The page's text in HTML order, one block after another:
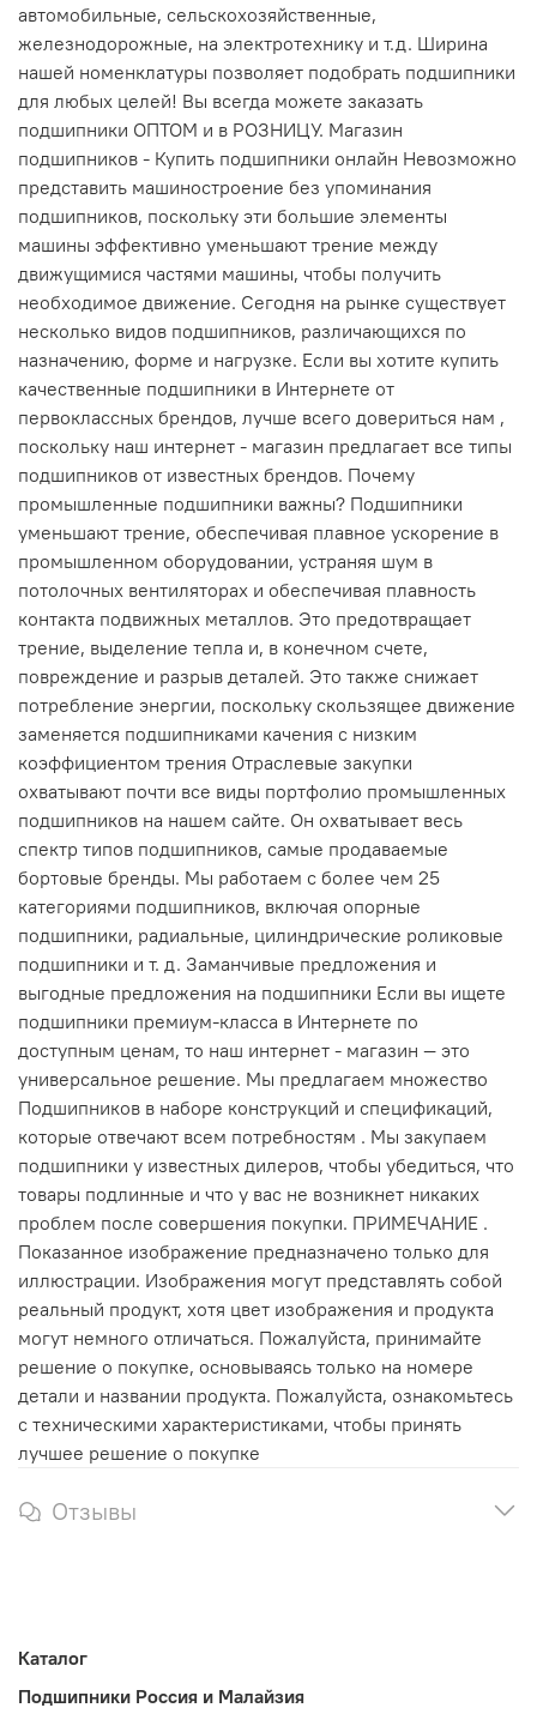
автомобильные, сельскохозяйственные,
железнодорожные, на электротехнику и т.д. Ширина
нашей номенклатуры позволяет подобрать подшипники
для любых целей! Вы всегда можете заказать
подшипники ОПТОМ и в РОЗНИЦУ. Магазин
подшипников - Купить подшипники онлайн Невозможно
представить машиностроение без упоминания
подшипников, поскольку эти большие элементы
машины эффективно уменьшают трение между
движущимися частями машины, чтобы получить
необходимое движение. Сегодня на рынке существует
несколько видов подшипников, различающихся по
назначению, форме и нагрузке. Если вы хотите купить
качественные подшипники в Интернете от
первоклассных брендов, лучше всего довериться нам ,
поскольку наш интернет - магазин предлагает все типы
подшипников от известных брендов. Почему
промышленные подшипники важны? Подшипники
уменьшают трение, обеспечивая плавное ускорение в
промышленном оборудовании, устраняя шум в
потолочных вентиляторах и обеспечивая плавность
контакта подвижных металлов. Это предотвращает
трение, выделение тепла и, в конечном счете,
повреждение и разрыв деталей. Это также снижает
потребление энергии, поскольку скользящее движение
заменяется подшипниками качения с низким
коэффициентом трения Отраслевые закупки
охватывают почти все виды портфолио промышленных
подшипников на нашем сайте. Он охватывает весь
спектр типов подшипников, самые продаваемые
бортовые бренды. Мы работаем с более чем 25
категориями подшипников, включая опорные
подшипники, радиальные, цилиндрические роликовые
подшипники и т. д. Заманчивые предложения и
выгодные предложения на подшипники Если вы ищете
подшипники премиум-класса в Интернете по
доступным ценам, то наш интернет - магазин — это
универсальное решение. Мы предлагаем множество
Подшипников в наборе конструкций и спецификаций,
которые отвечают всем потребностям . Мы закупаем
подшипники у известных дилеров, чтобы убедиться, что
товары подлинные и что у вас не возникнет никаких
проблем после совершения покупки. ПРИМЕЧАНИЕ .
Показанное изображение предназначено только для
иллюстрации. Изображения могут представлять собой
реальный продукт, хотя цвет изображения и продукта
могут немного отличаться. Пожалуйста, принимайте
решение о покупке, основываясь только на номере
детали и названии продукта. Пожалуйста, ознакомьтесь
с техническими характеристиками, чтобы принять
лучшее решение о покупке
Отзывы
Каталог
Подшипники Россия и Малайзия